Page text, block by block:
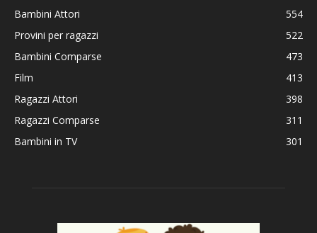
Bambini Attori
554
Provini per ragazzi
522
Bambini Comparse
473
Film
413
Ragazzi Attori
398
Ragazzi Comparse
311
Bambini in TV
301